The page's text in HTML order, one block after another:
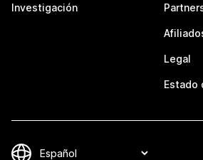
Investigación
Legal
Estado